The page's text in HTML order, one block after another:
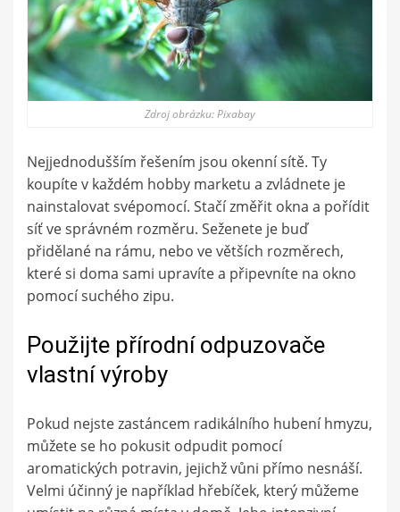
Zdroj obrázku: Pixabay
Nejjednodušším řešením jsou okenní sítě. Ty
koupíte v každém hobby marketu a zvládnete je
nainstalovat svépomocí. Stačí změřit okna a pořídit
síť ve správném rozměru. Seženete je buď
přidělané na rámu, nebo ve větších rozměrech,
které si doma sami upravíte a připevníte na okno
pomocí suchého zipu.
Použijte přírodní odpuzovače
vlastní výroby
Pokud nejste zastáncem radikálního hubení hmyzu,
můžete se ho pokusit odpudit pomocí
aromatických potravin, jejichž vůni přímo nesnáší.
Velmi účinný je například hřebíček, který můžeme